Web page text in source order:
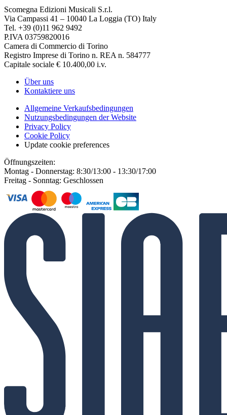
Scomegna Edizioni Musicali S.r.l.
Via Campassi 41 – 10040 La Loggia (TO) Italy
Tel. +39 (0)11 962 9492
P.IVA 03759820016
Camera di Commercio di Torino
Registro Imprese di Torino n. REA n. 584777
Capitale sociale € 10.400,00 i.v.
Über uns
Kontaktiere uns
Allgemeine Verkaufsbedingungen
Nutzungsbedingungen der Website
Privacy Policy
Cookie Policy
Update cookie preferences
Öffnungszeiten:
Montag - Donnerstag: 8:30/13:00 - 13:30/17:00
Freitag - Sonntag: Geschlossen